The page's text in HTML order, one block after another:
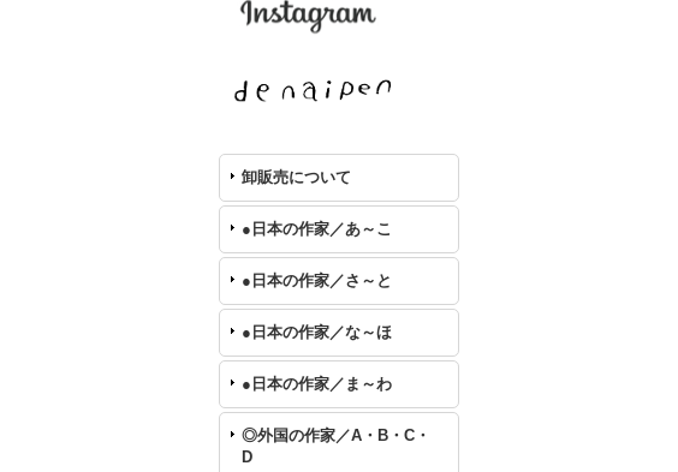
卸販売について
●日本の作家／あ～こ
●日本の作家／さ～と
●日本の作家／な～ほ
●日本の作家／ま～わ
◎外国の作家／A・B・C・
D